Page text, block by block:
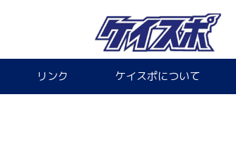
リンク ケイスポについて